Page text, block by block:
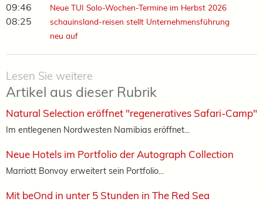
09:46 Neue TUI Solo-Wochen-Termine im Herbst 2026
08:25
schauinsland-reisen stellt Unternehmensführung
neu auf
Lesen Sie weitere
Artikel aus dieser Rubrik
Natural Selection eröffnet "regeneratives Safari-Camp"
Im entlegenen Nordwesten Namibias eröffnet...
Neue Hotels im Portfolio der Autograph Collection
Marriott Bonvoy erweitert sein Portfolio...
Mit beOnd in unter 5 Stunden in The Red Sea